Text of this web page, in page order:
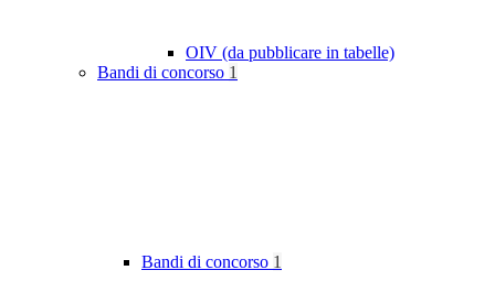
OIV (da pubblicare in tabelle)
Bandi di concorso 1
Bandi di concorso 1